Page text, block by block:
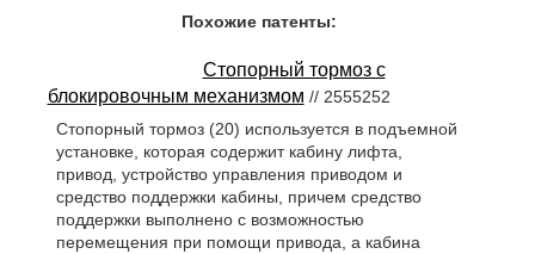
Похожие патенты:
Стопорный тормоз с
блокировочным механизмом // 2555252
Стопорный тормоз (20) используется в подъемной
установке, которая содержит кабину лифта,
привод, устройство управления приводом и
средство поддержки кабины, причем средство
поддержки выполнено с возможностью
перемещения при помощи привода, а кабина